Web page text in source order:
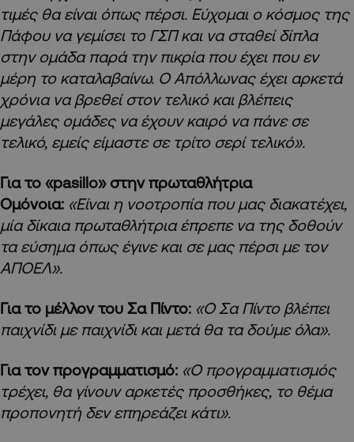
τιμές θα είναι όπως πέρσι. Εύχομαι ο κόσμος της
Πάφου να γεμίσει το ΓΣΠ και να σταθεί δίπλα
στην ομάδα παρά την πικρία που έχει που εν
μέρη το καταλαβαίνω. Ο Απόλλωνας έχει αρκετά
χρόνια να βρεθεί στον τελικό και βλέπεις
μεγάλες ομάδες να έχουν καιρό να πάνε σε
τελικό, εμείς είμαστε σε τρίτο σερί τελικό».
Για το «pasillo» στην πρωταθλήτρια
Ομόνοια: «Είναι η νοοτροπία που μας διακατέχει,
μία δίκαια πρωταθλήτρια έπρεπε να της δοθούν
τα εύσημα όπως έγινε και σε μας πέρσι με τον
ΑΠΟΕΛ».
Για το μέλλον του Σα Πίντο: «Ο Σα Πίντο βλέπει
παιχνίδι με παιχνίδι και μετά θα τα δούμε όλα».
Για τον προγραμματισμό: «Ο προγραμματισμός
τρέχει, θα γίνουν αρκετές προσθήκες, το θέμα
προπονητή δεν επηρεάζει κάτι».